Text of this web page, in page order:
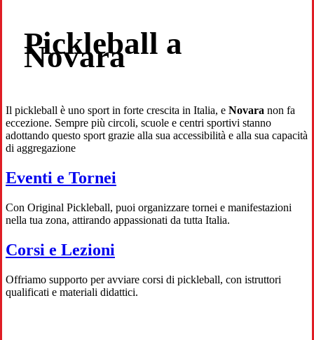
Pickleball a
Novara
Il pickleball è uno sport in forte crescita in Italia, e Novara non fa
eccezione. Sempre più circoli, scuole e centri sportivi stanno
adottando questo sport grazie alla sua accessibilità e alla sua capacità
di aggregazione
Eventi e Tornei
Con Original Pickleball, puoi organizzare tornei e manifestazioni
nella tua zona, attirando appassionati da tutta Italia.
Corsi e Lezioni
Offriamo supporto per avviare corsi di pickleball, con istruttori
qualificati e materiali didattici.